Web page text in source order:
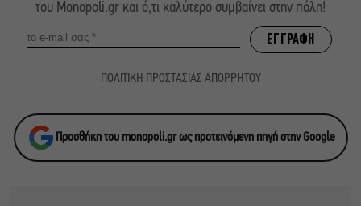
του Monopoli.gr και ό,τι καλύτερο συμβαίνει στην πόλη!
ΠΟΛΙΤΙΚΗ ΠΡΟΣΤΑΣΙΑΣ ΑΠΟΡΡΗΤΟΥ
Προσθήκη του monopoli.gr ως προτεινόμενη πηγή στην Google